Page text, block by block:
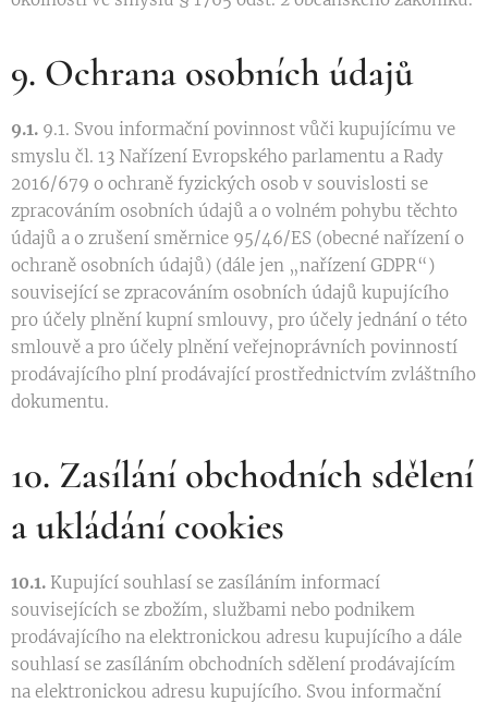
9. Ochrana osobních údajů
9.1. 9.1. Svou informační povinnost vůči kupujícímu ve
smyslu čl. 13 Nařízení Evropského parlamentu a Rady
2016/679 o ochraně fyzických osob v souvislosti se
zpracováním osobních údajů a o volném pohybu těchto
údajů a o zrušení směrnice 95/46/ES (obecné nařízení o
ochraně osobních údajů) (dále jen „nařízení GDPR“)
související se zpracováním osobních údajů kupujícího
pro účely plnění kupní smlouvy, pro účely jednání o této
smlouvě a pro účely plnění veřejnoprávních povinností
prodávajícího plní prodávající prostřednictvím zvláštního
dokumentu.
10. Zasílání obchodních sdělení
a ukládání cookies
10.1. Kupující souhlasí se zasíláním informací
souvisejících se zbožím, službami nebo podnikem
prodávajícího na elektronickou adresu kupujícího a dále
souhlasí se zasíláním obchodních sdělení prodávajícím
na elektronickou adresu kupujícího. Svou informační